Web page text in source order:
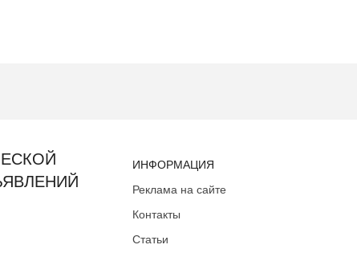
ИНФОРМАЦИЯ
Реклама на сайте
Контакты
Статьи